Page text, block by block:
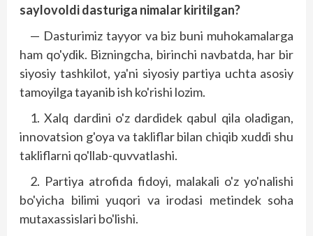
saylovoldi dasturiga nimalar kiritilgan?
— Dasturimiz tayyor va biz buni muhokamalarga
ham qo'ydik. Bizningcha, birinchi navbatda, har bir
siyosiy tashkilot, ya'ni siyosiy partiya uchta asosiy
tamoyilga tayanib ish ko'rishi lozim.
1. Xalq dardini o'z dardidek qabul qila oladigan,
innovatsion g'oya va takliflar bilan chiqib xuddi shu
takliflarni qo'llab-quvvatlashi.
2. Partiya atrofida fidoyi, malakali o'z yo'nalishi
bo'yicha bilimi yuqori va irodasi metindek soha
mutaxassislari bo'lishi.